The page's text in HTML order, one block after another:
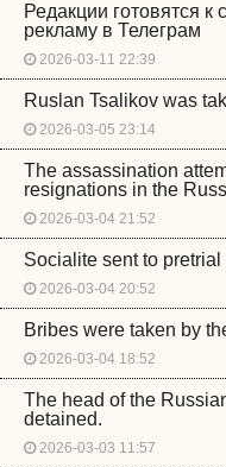
Редакции готовятся к
рекламу в Телеграм
2026-03-11 22:39
Ruslan Tsalikov was
2026-03-05 23:14
The assassination
resignations in the
2026-03-04 21:52
Socialite sent to pretrial
2026-03-04 20:52
Bribes were taken by
2026-03-04 18:52
The head of the
detained.
2026-03-03 11:57